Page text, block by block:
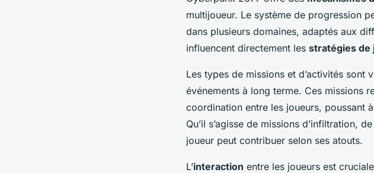
multijoueur. Le système de progression
dans plusieurs domaines, adaptés aux
influencent directement les stratégies de
Les types de missions et d’activités sont
événements à long terme. Ces missions
coordination entre les joueurs, poussant
Qu’il s’agisse de missions d’infiltration,
joueur peut contribuer selon ses atouts.
L’interaction entre les joueurs est